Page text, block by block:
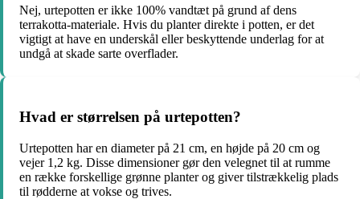
Nej, urtepotten er ikke 100% vandtæt på grund af dens
terrakotta-materiale. Hvis du planter direkte i potten, er det
vigtigt at have en underskål eller beskyttende underlag for at
undgå at skade sarte overflader.
Hvad er størrelsen på urtepotten?
Urtepotten har en diameter på 21 cm, en højde på 20 cm og
vejer 1,2 kg. Disse dimensioner gør den velegnet til at rumme
en række forskellige grønne planter og giver tilstrækkelig plads
til rødderne at vokse og trives.